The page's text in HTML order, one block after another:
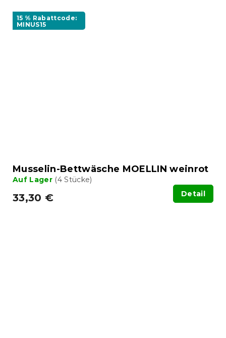
15 % Rabattcode:
MINUS15
Musselin-Bettwäsche MOELLIN weinrot
Auf Lager (4 Stücke)
33,30 € Detail